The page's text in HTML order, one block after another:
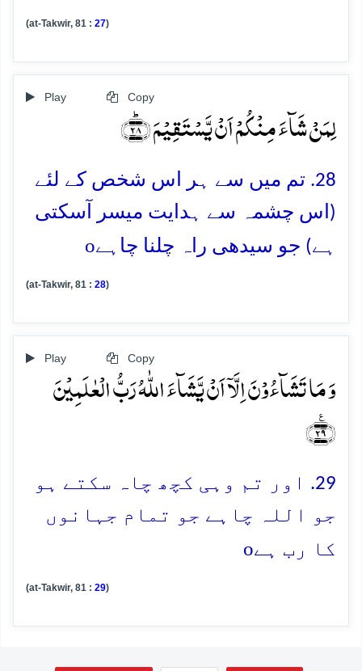
(at-Takwir, 81 : 27)
Play Copy
لِمَنۡ شَآءَ مِنۡکُمۡ اَنۡ یَّسۡتَقِیۡمَ ﴿ؕ۲۸﴾
28. تم میں سے ہر اس شخص کے لئے
(اس چشمہ سے ہدایت میسر آسکتی
ہے) جو سیدھی راہ چلنا چاہےo
(at-Takwir, 81 : 28)
Play Copy
وَ مَا تَشَآءُوۡنَ اِلَّاۤ اَنۡ یَّشَآءَ اللّٰہُ رَبُّ الۡعٰلَمِیۡنَ
﴿٪۲۹﴾
29. اور تم وہی کچھ چاہ سکتے ہو
جو اللہ چاہے جو تمام جہانوں
کا رب ہےo
(at-Takwir, 81 : 29)